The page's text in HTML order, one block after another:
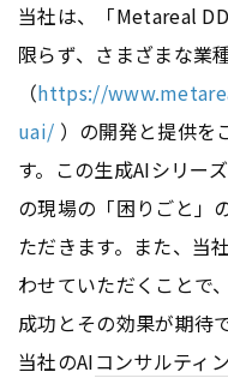
当社は、「Metareal
限らず、さまざまな業
（https://
uai/ ）の開発と提供を
す。この生成AIシリー
の現場の「困りごと」
ただきます。また、当
わせていただくことで
成功とその効果が期待
当社のAIコンサルティ